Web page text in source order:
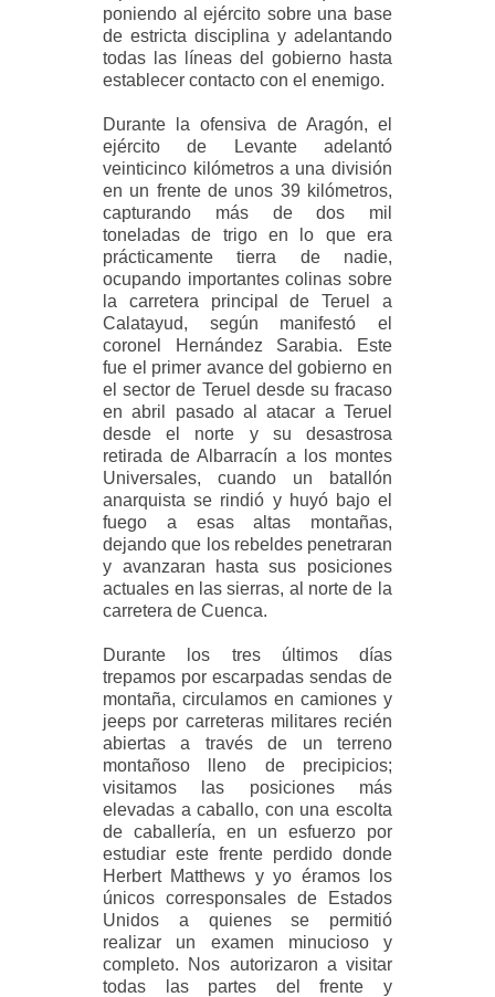
poniendo al ejército sobre una base
de estricta disciplina y adelantando
todas las líneas del gobierno hasta
establecer contacto con el enemigo.
Durante la ofensiva de Aragón, el
ejército de Levante adelantó
veinticinco kilómetros a una división
en un frente de unos 39 kilómetros,
capturando más de dos mil
toneladas de trigo en lo que era
prácticamente tierra de nadie,
ocupando importantes colinas sobre
la carretera principal de Teruel a
Calatayud, según manifestó el
coronel Hernández Sarabia. Este
fue el primer avance del gobierno en
el sector de Teruel desde su fracaso
en abril pasado al atacar a Teruel
desde el norte y su desastrosa
retirada de Albarracín a los montes
Universales,cuando un batallón
anarquista se rindió y huyó bajo el
fuego a esas altas montañas,
dejando que los rebeldes penetraran
y avanzaran hasta sus posiciones
actuales en las sierras, al norte de la
carretera de Cuenca.
Durante los tres últimos días
trepamos por escarpadas sendas de
montaña, circulamos en camiones y
jeeps por carreteras militares recién
abiertas a través de un terreno
montañoso lleno de precipicios;
visitamos las posiciones más
elevadas a caballo, con una escolta
de caballería, en un esfuerzo por
estudiar este frente perdido donde
Herbert Matthews y yo éramos los
únicos corresponsales de
Estados
Unidos a quienes se permitió
realizar un examen minucioso y
completo. Nos autorizaron a visitar
todas las partes del frente y